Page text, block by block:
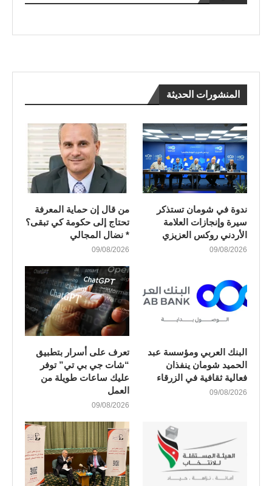
المنشورات الحديثة
ندوة في شومان تستذكر
سيرة وإنجازات العلامة
الأردني روكس العزيزي
09/08/2026
من قال إن حماية المعرفة
تحتاج إلى حكومة كي تبقى؟
* نضال المجالي
09/08/2026
البنك العربي ومؤسسة عبد
الحميد شومان ينفذان
فعالية ثقافية في الزرقاء
09/08/2026
تعرف على أسرار بتطبيق
“شات جي بي تي” توفر
عليك ساعات طويلة من
العمل
09/08/2026